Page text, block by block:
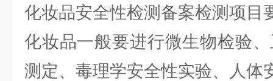
化妆品安全性检测备案检测项目
化妆品一般要进行微生物检验
测定、毒理学安全性实验、人体